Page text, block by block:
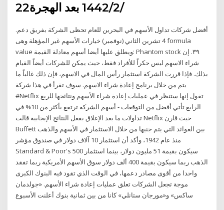
22‏‏/2‏‏/1442 بعد الهجرة
أفضل شركات تداول الأسهم في البحرين للعام تحظی الشرکة بفريق دعم.
4 تشرين الثاني (نوفمبر) خيارات الأسهم غير المؤهلة وهى formula
value ويطلق عليها أيضا أسهم معادلة القيمة: Phantom stock ٣٩. إن
شراء الاسهم ليس حكراً للأفراد فقط، حيث يمكن للشركات أيضاً القيام
بذلك. فإذا قررت الشركة استثمار رأس المال في الاسهم، فإن ذلك غالباً ما
يتم من خلال برنامج إعادة شراء الاسهم. سوف تقرأ في هذا شركة
#Netflix تقول إنها ستنظر في عمليات إعادة شراء الأسهم ونتائجها للربع
الرابع تأتي أفضل من التوقعات - أسهم الشركة ترتفع بأكثر من 10% في
تداولات ما بعد الإغلاق بفعل النتائج الإيجابية قالت Netflix حيث قارن
Buffett بين العوائد التي يتم جنيها من خلال الاستثمار في الأسهم والذهب
منذ عام 1942، وأكد أن استثمار 10 آلاف دولار في صندوق مؤشر
Standard & Poor's 500 سيكون بقيمة 51 مليون دولار، بينما استثمار
الذهب ربما سيكون بقيمة 400 ألف دولار سوق الأسهم الأمريكية ربما تفقد
واحدا من أقوى مصادر دعمها، في الوقت الذي تقود فيه البنوك الكبرى
موجة تجعل الشركات تعلق عمليات إعادة شراء الأسهم. «جولدمان
ساكس» و«مورجان ستانلي» كانا من بين ثمانية بنوك أعلنت الأسبوع